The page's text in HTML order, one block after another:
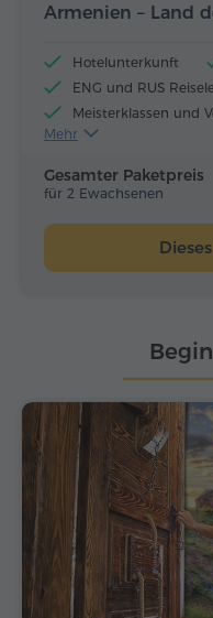
Armenien – Land
Hotelunterkunft
ENG und RUS
Meisterklassen und
Flugtickets
Mehr
Gesamter Paketpreis
für 2 Ewachsenen